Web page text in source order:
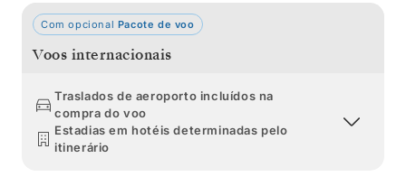
Com opcional Pacote de voo
Voos internacionais
Traslados de aeroporto incluídos na
compra do voo
Estadias em hotéis determinadas pelo
itinerário